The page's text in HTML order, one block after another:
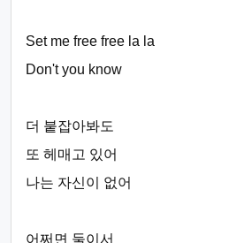
Set me free free la la
Don't you know
더 붙잡아봐도
또 헤매고 있어
나는 자신이 없어
어쩌면 둘이서